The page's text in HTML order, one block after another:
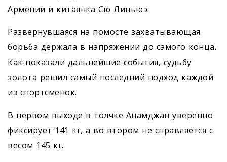
Армении и китаянка Сю Линьюэ.
Развернувшаяся на помосте захватывающая
борьба держала в напряжении до самого конца.
Как показали дальнейшие события, судьбу
золота решил самый последний подход каждой
из спортсменок.
В первом выходе в толчке Анамджан уверенно
фиксирует 141 кг, а во втором не справляется с
весом 145 кг.